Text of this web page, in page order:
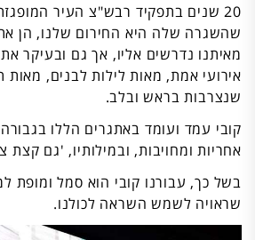
20 שנים בתפקיד רבש"צ העיר
שהשגרה שלה היא החירום שלנו, הן
מאיתנו נדרשים אליו, אך גם ובעיקר
אירועי אמת, מאות לילות לבנים, מאות
שנצרבות בראש ובלב.
קובי עמד ועומד באתגרים הללו
אחריות ומחויבות, ובמילותיו, 'גם קצת
בשל כך, עבורנו קובי הוא סמל ומופת
שראויה לשמש השראה לכולנו.